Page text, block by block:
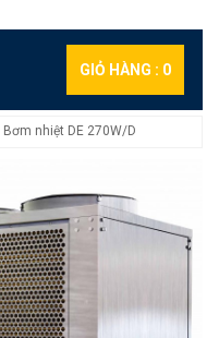
GIỎ HÀNG : 0
Bơm nhiệt DE 270W/D